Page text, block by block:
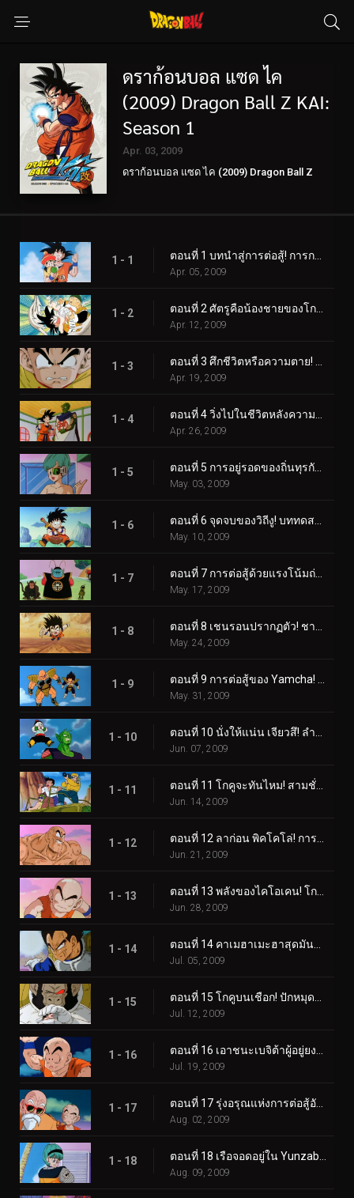
ดราก้อนบอล แซด ไค
(2009) Dragon Ball Z KAI:
Season 1
Apr. 03, 2009
ดราก้อนบอล แซด ไค (2009) Dragon Ball Z
1 - 1
Apr. 05, 2009
1 - 2
Apr. 12, 2009
1 - 3
Apr. 19, 2009
1 - 4
Apr. 26, 2009
1 - 5
May. 03, 2009
1 - 6
May. 10, 2009
1 - 7
May. 17, 2009
1 - 8
May. 24, 2009
1 - 9
May. 31, 2009
1 - 10
Jun. 07, 2009
1 - 11
Jun. 14, 2009
1 - 12
Jun. 21, 2009
1 - 13
Jun. 28, 2009
1 - 14
Jul. 05, 2009
1 - 15
Jul. 12, 2009
1 - 16
Jul. 19, 2009
1 - 17
Aug. 02, 2009
1 - 18
Aug. 09, 2009